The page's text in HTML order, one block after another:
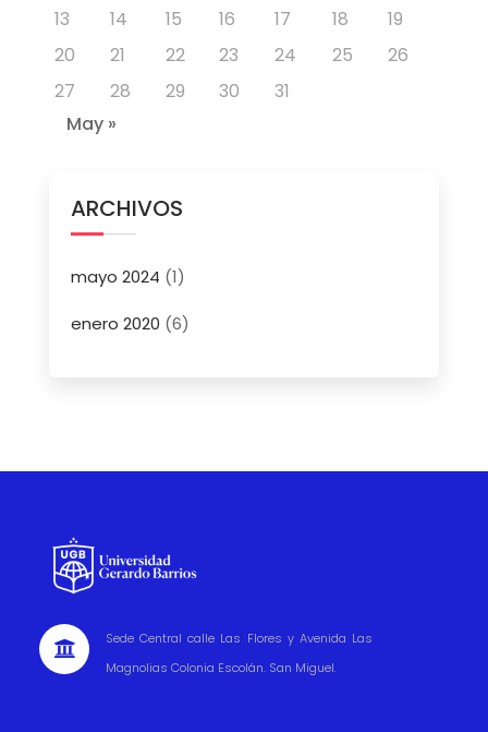
13
14 15 16 17 18
19
20
21 22 23 24 25
26
27
28 29 30
31
May »
ARCHIVOS
mayo 2024 (1)
enero 2020 (6)

Sede Central calle Las Flores y Avenida Las
Magnolias Colonia Escolán. San Miguel.